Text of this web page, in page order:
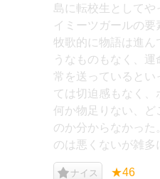
島に転校生として
イミーツガールの
牧歌的に物語は進ん
うなものもなく、
常を送っているとい
ては切迫感もなく、
何か物足りない、
のか分からなかっ
のは悪くないが雑多
ナイス ★46